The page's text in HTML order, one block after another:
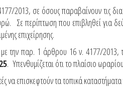
2013, σε όσους παραβαίνουν τις
Σε περίπτωση που επιβληθεί για
επιχείρησης.
την παρ. 1 άρθρου 16 ν. 4177/2013,
. Υπενθυμίζεται ότι το πλαίσιο
να επισκεφτούν τα τοπικά